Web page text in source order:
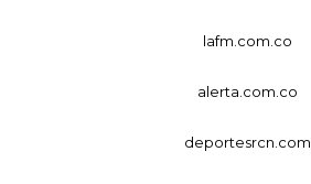
lafm.com.co
alerta.com.co
deportesrcn.com